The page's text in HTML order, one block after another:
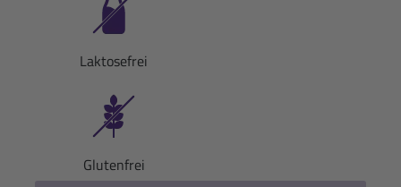
Laktosefrei
Glutenfrei